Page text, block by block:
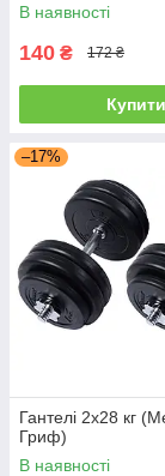
В наявності
140 ₴ 172 ₴
Купити
–17%
Гантелі 2х28 кг
Гриф)
В наявності